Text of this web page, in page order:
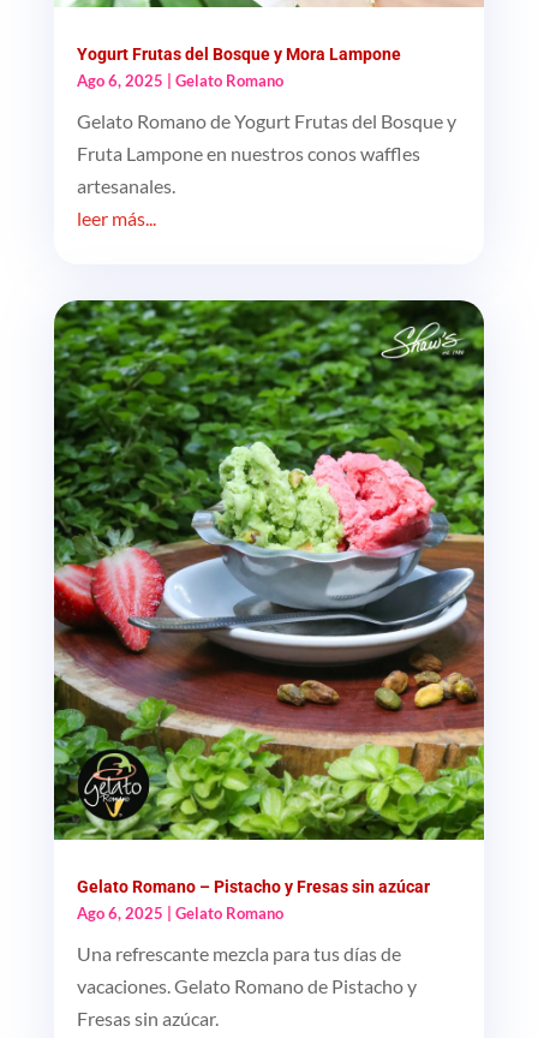
Yogurt Frutas del Bosque y Mora Lampone
Ago 6, 2025 | Gelato Romano
Gelato Romano de Yogurt Frutas del Bosque y
Fruta Lampone en nuestros conos waffles
artesanales.
leer más...
Gelato Romano – Pistacho y Fresas sin azúcar
Ago 6, 2025
Gelato Romano
Una refrescante mezcla para tus días de
vacaciones. Gelato Romano de Pistacho y
Fresas sin azúcar.